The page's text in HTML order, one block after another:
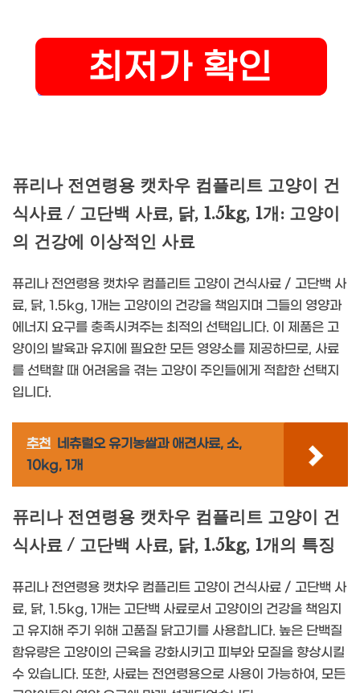
퓨리나 전연령용 캣차우 컴플리트 고양이 건
식사료 / 고단백 사료, 닭, 1.5kg, 1개: 고양이
의 건강에 이상적인 사료
퓨리나 전연령용 캣차우 컴플리트 고양이 건식사료 / 고단백 사
료, 닭, 1.5kg, 1개는 고양이의 건강을 책임지며 그들의 영양과
에너지 요구를 충족시켜주는 최적의 선택입니다. 이 제품은 고
양이의 발육과 유지에 필요한 모든 영양소를 제공하므로, 사료
를 선택할 때 어려움을 겪는 고양이 주인들에게 적합한 선택지
입니다.
추천 네츄럴오 유기농쌀과 애견사료, 소,
10kg, 1개
퓨리나 전연령용 캣차우 컴플리트 고양이 건
식사료 / 고단백 사료, 닭, 1.5kg, 1개의 특징
퓨리나 전연령용 캣차우 컴플리트 고양이 건식사료 / 고단백 사
료, 닭, 1.5kg, 1개는 고단백 사료로서 고양이의 건강을 책임지
고 유지해 주기 위해 고품질 닭고기를 사용합니다. 높은 단백질
함유량은 고양이의 근육을 강화시키고 피부와 모질을 향상시킬
수 있습니다. 또한, 사료는 전연령용으로 사용이 가능하여, 모든